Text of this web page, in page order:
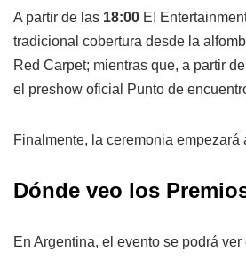
A partir de las 18:00 E!
tradicional cobertura desde la
Red Carpet; mientras que, a partir
el preshow oficial Punto de
Finalmente, la ceremonia empezará
Dónde veo los
En Argentina, el evento se podrá ver